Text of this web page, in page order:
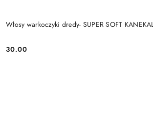
Włosy warkoczyki dredy- SUPER SOFT
Cena:
30.00